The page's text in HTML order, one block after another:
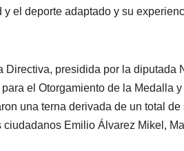
el deporte adaptado y su
presidida por la diputada
el Otorgamiento de la Medalla
una terna derivada de un total
Emilio Álvarez Mikel,